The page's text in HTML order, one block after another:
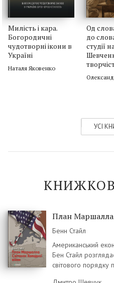
Зомбі-інтернет, або ШІ-
службі у шахраїв
Марина Полякова
Олена Злобіна: «Рутинні
Еко-Чорнобиль: «рослини
нашими провідниками...»
Лятошинського (фраґмент)
Олена Корчова,Ірина Тукова
Театр часів війни
Людмила Олтаржевська
Милість і кара.
Богородичні
чудотворні ікони в
Україні
Наталя Яковенко
Од
до
студії
УСІ
План
Бенн Стайл
Американський
Бен Стайл
світового порядку